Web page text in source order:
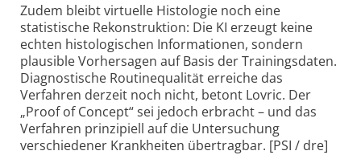
Zudem bleibt virtuelle Histologie noch eine
statistische Rekonstruktion: Die KI erzeugt keine
echten histologischen Informationen, sondern
plausible Vorhersagen auf Basis der Trainingsdaten.
Diagnostische Routinequalität erreiche das
Verfahren derzeit noch nicht, betont Lovric. Der
„Proof of Concept“ sei jedoch erbracht – und das
Verfahren prinzipiell auf die Untersuchung
verschiedener Krankheiten übertragbar. [PSI / dre]